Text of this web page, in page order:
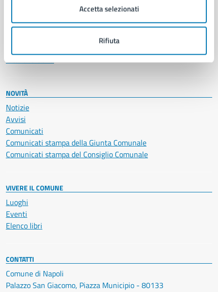
Accetta selezionati
Rifiuta
Giustizia e sicurezza pubblica
Imprese e commercio
Salute, benessere e assistenza
Vita lavorativa
NOVITÀ
Notizie
Avvisi
Comunicati
Comunicati stampa della Giunta Comunale
Comunicati stampa del Consiglio Comunale
VIVERE IL COMUNE
Luoghi
Eventi
Elenco libri
CONTATTI
Comune di Napoli
Palazzo San Giacomo, Piazza Municipio - 80133